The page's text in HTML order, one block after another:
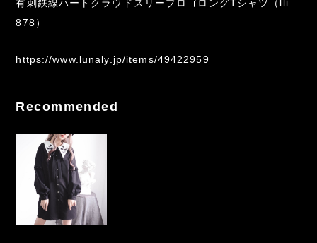
有刺鉄線ハートクラウドスリーブロゴロングTシャツ（lli_
878）
https://www.lunaly.jp/items/49422959
Recommended